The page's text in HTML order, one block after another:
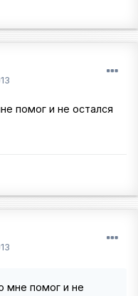
помог и не остался
мне помог и не